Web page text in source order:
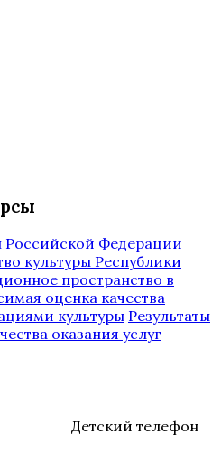
Российской Федерации
культуры Республики
пространство в
оценка качества
культуры Результаты
оказания услуг
Детский телефон